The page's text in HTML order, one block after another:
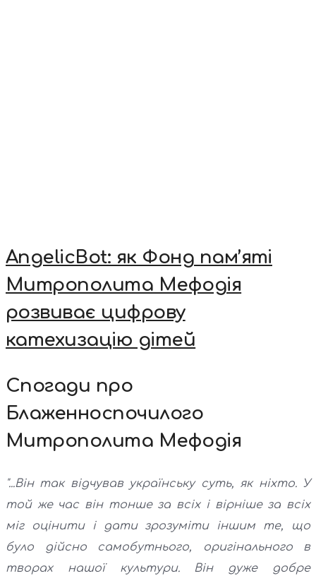
AngelicBot: як Фонд пам’яті
Митрополита Мефодія
розвиває цифрову
катехизацію дітей
Спогади про
Блаженноспочилого
Митрополита Мефодія
"...Він так відчував українську суть, як ніхто. У
той же час він тонше за всіх і вірніше за всіх
міг оцінити і дати зрозуміти іншим те, що
було дійсно самобутнього, оригінального в
творах нашої культури. Він дуже добре